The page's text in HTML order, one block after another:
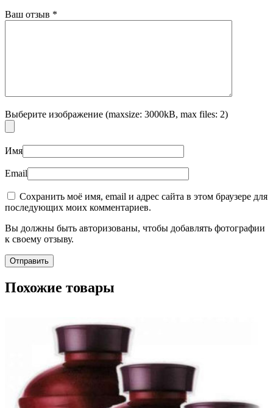
Ваш отзыв *
Выберите изображение (maxsize: 3000kB, max files: 2)
Имя
Email
Сохранить моё имя, email и адрес сайта в этом браузере для
последующих моих комментариев.
Вы должны быть авторизованы, чтобы добавлять фотографии
к своему отзыву.
Похожие товары